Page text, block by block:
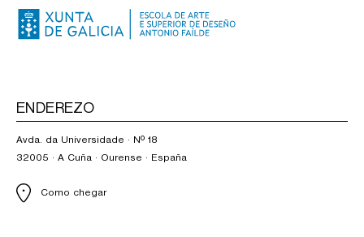
ENDEREZO
Avda. da Universidade · Nº 18
32005 · A Cuña · Ourense · España
Como chegar